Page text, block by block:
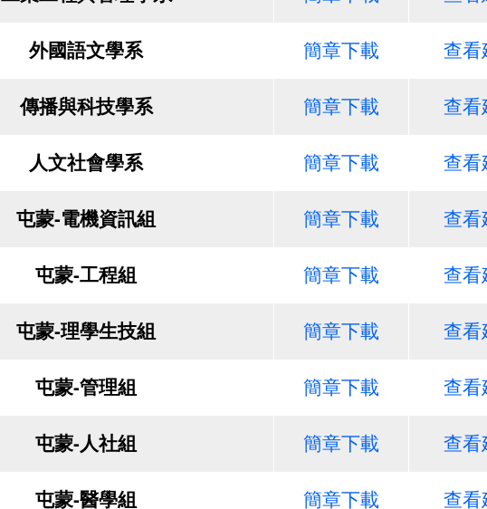
外國語文學系 簡章下載 查看
傳播與科技學系 簡章下載 查看
人文社會學系 簡章下載 查看
屯蒙-電機資訊組 簡章下載 查看
屯蒙-工程組 簡章下載 查看
屯蒙-理學生技組 簡章下載 查看
屯蒙-管理組 簡章下載 查看
屯蒙-人社組 簡章下載 查看
屯蒙-醫學組 簡章下載 查看